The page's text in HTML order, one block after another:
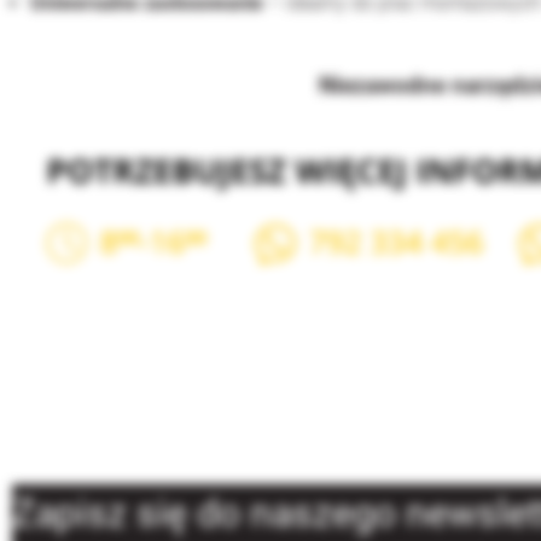
Niezawodne
Zapisz się do naszego